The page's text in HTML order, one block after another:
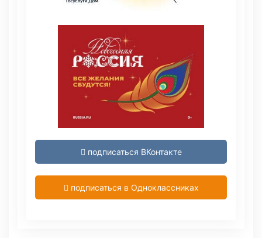
подписаться ВКонтакте
подписаться в Одноклассниках